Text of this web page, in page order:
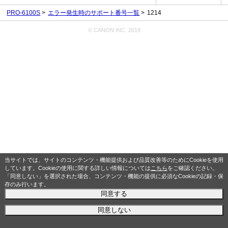
当サイトでは、サイトのコンテンツ・機能提供および品質改善等のためにCookieを使用
しています。Cookieの使用に関する詳しい情報については こちらをご確認ください。
「同意しない」を選択された場合、コンテンツ・機能の提供に必須なCookieの記録・保
存のみ行います。
同意する
同意しない
PRO-6100S エラー発生時のサポート番号一覧 1214
© CANON INC. 2019